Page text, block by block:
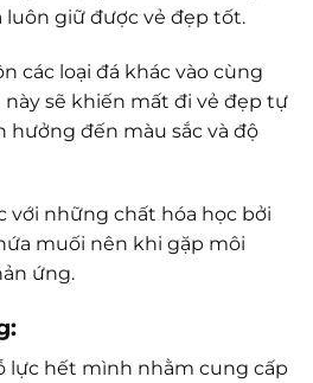
luôn giữ được vẻ đẹp tốt.
các loại đá khác vào cùng
sẽ khiến mất đi vẻ đẹp tự
hưởng đến màu sắc và độ
với những chất hóa học bởi
muối nên khi gặp môi
ứng.
lực hết mình nhằm cung cấp